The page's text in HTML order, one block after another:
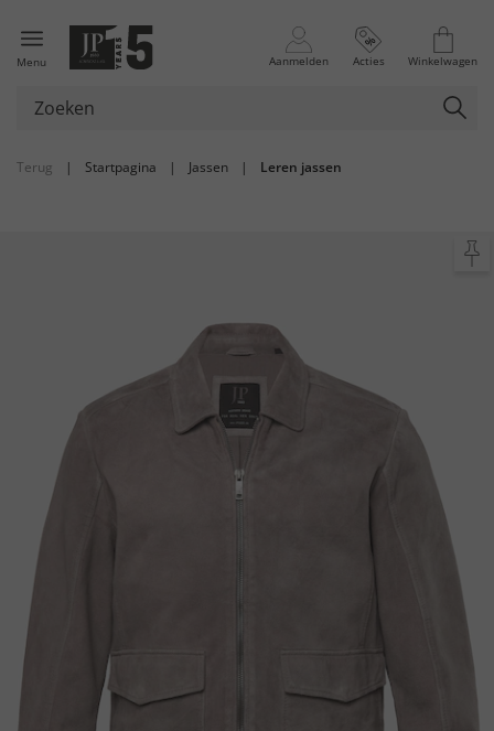
Menu Aanmelden Acties Winkelwagen
Terug | Startpagina | Jassen | Leren jassen